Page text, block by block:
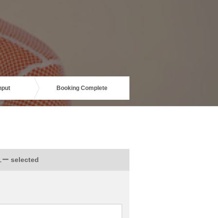
Booking Complete
ー selected